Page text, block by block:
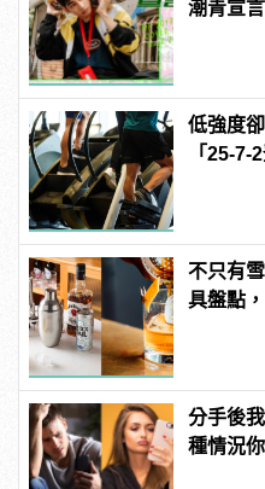
潮青宣
低強度
「25-7-
不只有
具盤點
分手後
種情況